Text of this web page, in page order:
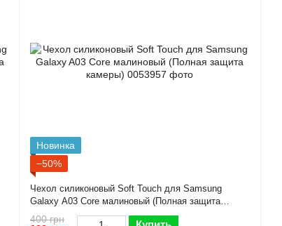
Новинка
−50%
Чехол силиконовый Soft Touch для Samsung
Galaxy A03 Core малиновый (Полная защита
камеры)
400 грн